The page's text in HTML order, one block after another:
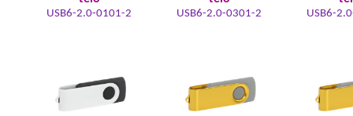
USB6-2.0-0101-2 USB6-2.0-0301-2 USB6-